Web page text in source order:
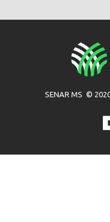
SENAR MS ©